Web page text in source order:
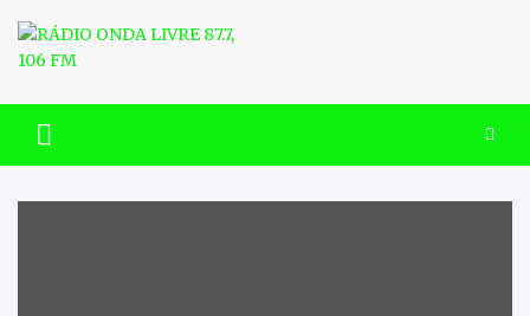
content
RÁDIO ONDA LIVRE 87.7, 106
FM